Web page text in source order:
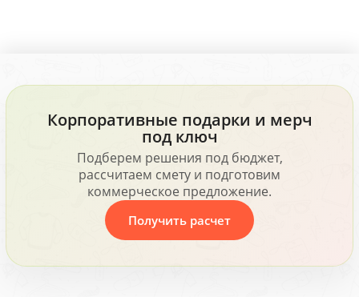
Корпоративные подарки и мерч
под ключ
Подберем решения под бюджет,
рассчитаем смету и подготовим
коммерческое предложение.
Получить расчет